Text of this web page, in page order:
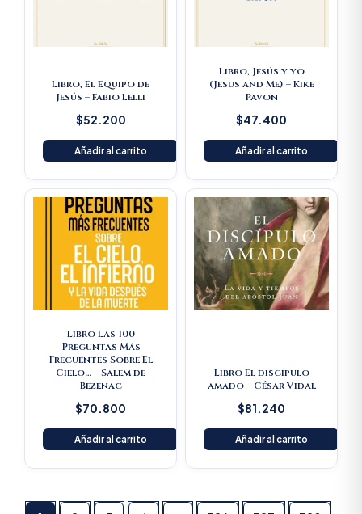
Libro, El Equipo de
Jesús – Fabio Lelli
$52.200
Añadir al carrito
Libro, Jesús y yo
(Jesus and Me) – Kike
Pavon
$47.400
Añadir al carrito
Libro Las 100
Preguntas Más
Frecuentes Sobre El
Cielo… – Salem de
Bezenac
$70.800
Añadir al carrito
Libro El discípulo
amado – César Vidal
$81.240
Añadir al carrito